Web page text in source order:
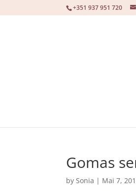
+351 937 951 720
Gomas
bySonia | Mai 7,